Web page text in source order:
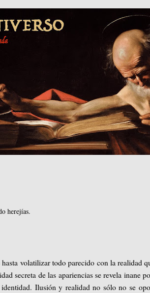
herejías.
volatilizar todo parecido con la realidad
secreta de las apariencias se revela inane
identidad. Ilusión y realidad no sólo no se